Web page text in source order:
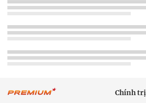
Chính trị